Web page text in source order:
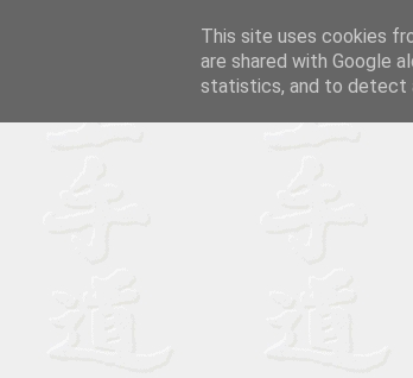
This site uses cookies
are shared with Google
statistics, and to detect